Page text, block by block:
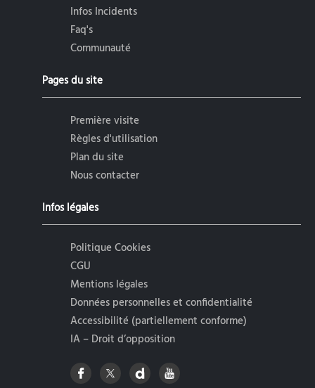
Infos Incidents
Faq's
Communauté
Pages du site
Première visite
Règles d'utilisation
Plan du site
Nous contacter
Infos légales
Politique Cookies
CGU
Mentions légales
Données personnelles et confidentialité
Accessibilité (partiellement conforme)
IA – Droit d’opposition